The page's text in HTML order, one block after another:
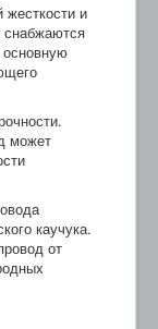
и
снабжаются
может
каучука.
от